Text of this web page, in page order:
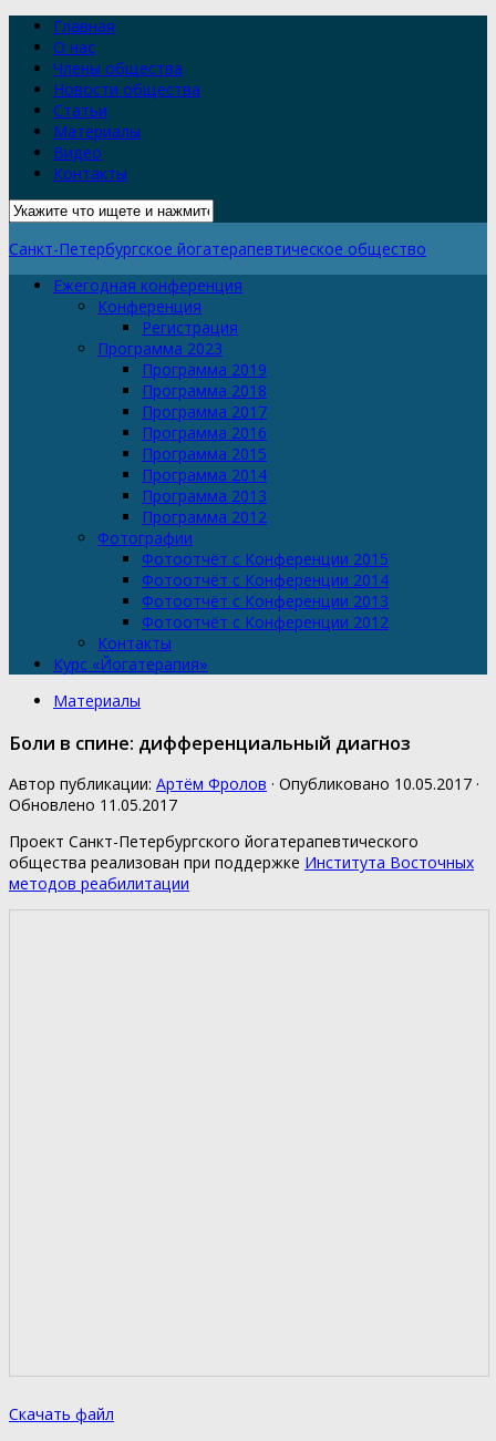
Главная
О нас
Члены общества
Новости общества
Статьи
Материалы
Видео
Контакты
Санкт-Петербургское йогатерапевтическое общество
Ежегодная конференция
Конференция
Регистрация
Программа 2023
Программа 2019
Программа 2018
Программа 2017
Программа 2016
Программа 2015
Программа 2014
Программа 2013
Программа 2012
Фотографии
Фотоотчёт с Конференции 2015
Фотоотчёт с Конференции 2014
Фотоотчёт с Конференции 2013
Фотоотчёт с Конференции 2012
Контакты
Курс «Йогатерапия»
Материалы
Боли в спине: дифференциальный диагноз
Автор публикации: Артём Фролов · Опубликовано 10.05.2017 ·
Обновлено 11.05.2017
Проект Санкт-Петербургского йогатерапевтического
общества реализован при поддержке Института Восточных
методов реабилитации
Скачать файл